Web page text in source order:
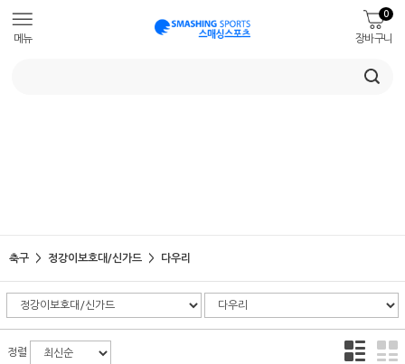
메뉴 장바구니
0
축구 정강이보호대/신가드 다우리
정렬